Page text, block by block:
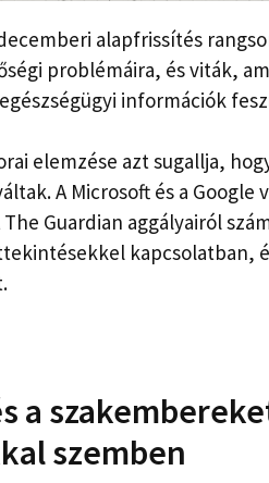
alapfrissítés
problémáira, és viták,
információk
elemzése azt sugallja,
A Microsoft és a Google
Guardian aggályairól
kapcsolatban,
a
szemben